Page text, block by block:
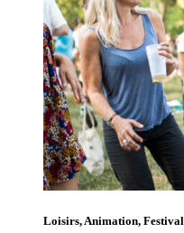
Loisirs, Animation, Festival